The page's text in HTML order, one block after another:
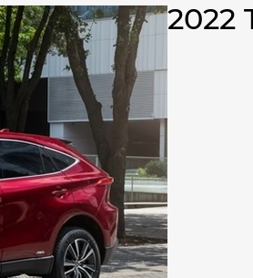
2022